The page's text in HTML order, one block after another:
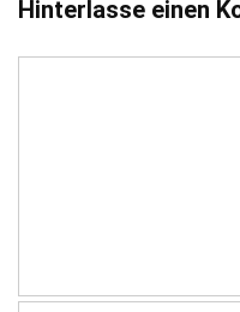
Hinterlasse einen